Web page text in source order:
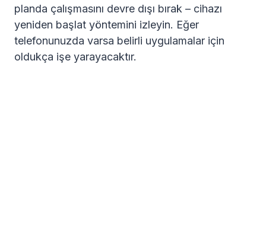
planda çalışmasını devre dışı bırak – cihazı
yeniden başlat yöntemini izleyin. Eğer
telefonunuzda varsa belirli uygulamalar için
oldukça işe yarayacaktır.